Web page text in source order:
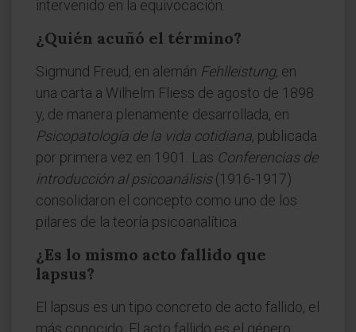
intervenido en la equivocación.
¿Quién acuñó el término?
Sigmund Freud, en alemán Fehlleistung, en
una carta a Wilhelm Fliess de agosto de 1898
y, de manera plenamente desarrollada, en
Psicopatología de la vida cotidiana, publicada
por primera vez en 1901. Las Conferencias de
introducción al psicoanálisis(1916-1917)
consolidaron el concepto como uno de los
pilares de la teoría psicoanalítica.
¿Es lo mismo acto fallido que
lapsus?
El lapsus es un tipo concreto de acto fallido, el
más conocido. El acto fallido es el género: